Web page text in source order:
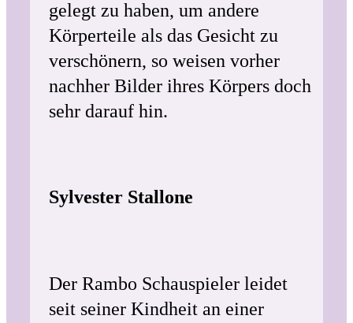
gelegt zu haben, um andere
Körperteile als das Gesicht zu
verschönern, so weisen vorher
nachher Bilder ihres Körpers doch
sehr darauf hin.
Sylvester Stallone
Der Rambo Schauspieler leidet
seit seiner Kindheit an einer